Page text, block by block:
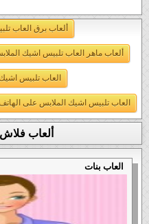
ألعاب برق العاب
ألعاب ماهر العاب تلبيس اشيك
العاب تلبيس
العاب تلبيس اشيك الملابس على
ألعاب
العاب بنات